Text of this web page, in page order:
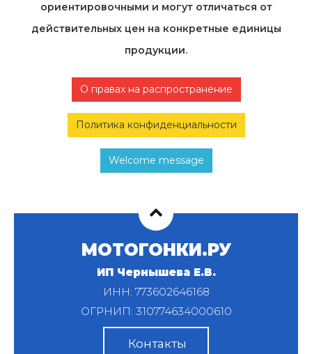
ориентировочными и могут отличаться от
действительных цен на конкретные единицы
продукции.
О правах на распространение
Политика конфиденциальности
Welcome message
МОТОГОНКИ.РУ
ИП Чернышева Е.В.
ИНН: 773602646168
ОГРНИП: 310774634000610
Контакты